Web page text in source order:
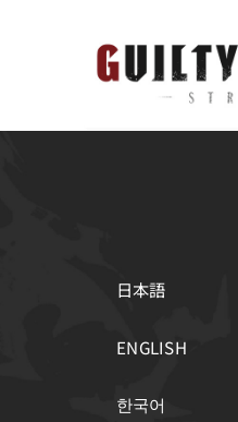
日本語
ENGLISH
한국어